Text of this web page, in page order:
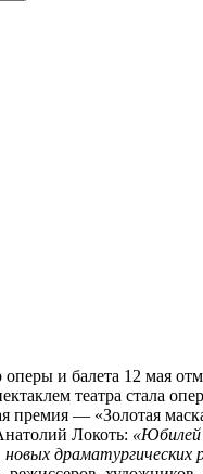
и балета 12 мая
театра стала
премия — «Золотая
Локоть: «Юбилей
драматургических